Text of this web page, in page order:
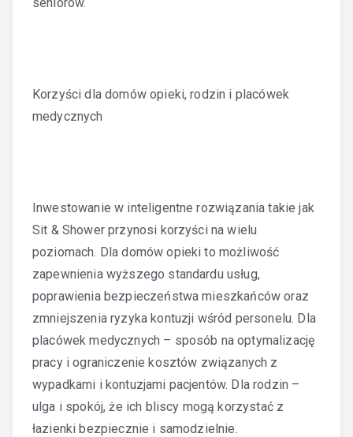
Korzyści dla domów opieki, rodzin i placówek
medycznych
Inwestowanie w inteligentne rozwiązania takie jak
Sit & Shower przynosi korzyści na wielu
poziomach. Dla domów opieki to możliwość
zapewnienia wyższego standardu usług,
poprawienia bezpieczeństwa mieszkańców oraz
zmniejszenia ryzyka kontuzji wśród personelu. Dla
placówek medycznych – sposób na optymalizację
pracy i ograniczenie kosztów związanych z
wypadkami i kontuzjami pacjentów. Dla rodzin –
ulga i spokój, że ich bliscy mogą korzystać z
łazienki bezpiecznie i samodzielnie.